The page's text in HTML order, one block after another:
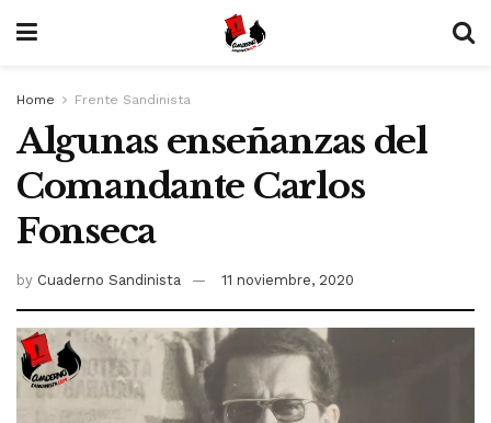
Home Frente Sandinista
Algunas enseñanzas del
Comandante Carlos
Fonseca
by Cuaderno Sandinista 11 noviembre, 2020